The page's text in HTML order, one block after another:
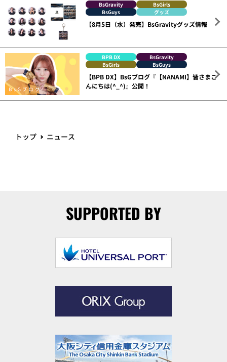
BsGravity
BsGirls
BsGuys
グッズ
【8月5日（水）発売】BsGravityグッズ情報
BPB DX
BsGravity
BsGirls
BsGuys
【BPB DX】BsGブログ『【NANAMI】皆さまこ
んにちは(^_^)』公開！
トップ ニュース
SUPPORTED BY